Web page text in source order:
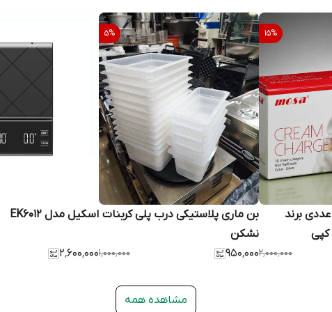
15%
کپسول گل خامه 10 عددی برند
۲٬۰۰۰٬۰۰۰
5%
بن ماری پلاستیکی درب پلی کربنات
نشکن
۹۵۰٬۰۰۰
۱٬۰۰۰٬۰۰۰
اسکیل مدل EK6012
۲٬۶۰۰٬۰۰۰
مشاهده همه